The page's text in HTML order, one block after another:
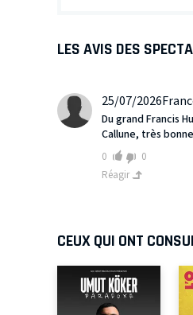
LES AVIS DES
25/07/2026
Du grand Francis
Callune, très
0
0
Réagir
CEUX QUI ONT